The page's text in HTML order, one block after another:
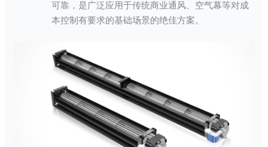
可靠，是广泛应用于传统商业通风、空气幕等对成
本控制有要求的基础场景的绝佳方案。